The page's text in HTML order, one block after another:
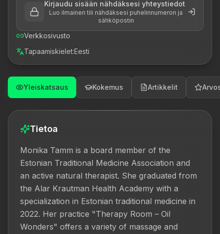
Kirjaudu sisään nähdäksesi yhteystiedot
Luo ilmainen tili nähdäksesi puhelinnumeron ja
sähköpostin
Verkkosivusto
Tapaamiskielet:Eesti
Yleiskatsaus Kokemus Artikkelit
Tietoa
Monika Tamm is a board member of the
Estonian Traditional Medicine Association and
an active natural therapist. She graduated from
the Alar Krautman Health Academy with a
specialization in Estonian traditional medicine in
2022. Her practice "Therapy Room – Oil
Wonders" offers a variety of massage and